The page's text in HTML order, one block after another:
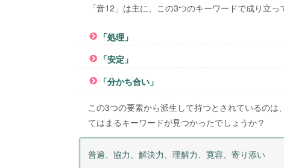
「音12」は主に、この3つのキーワードで成り立っ
「処理」
「安定」
「分かち合い」
この3つの要素から派生して持つとされているの
てはまるキーワードが見つかったでしょうか？
普遍、協力、解決力、理解力、寛容、寄り添い